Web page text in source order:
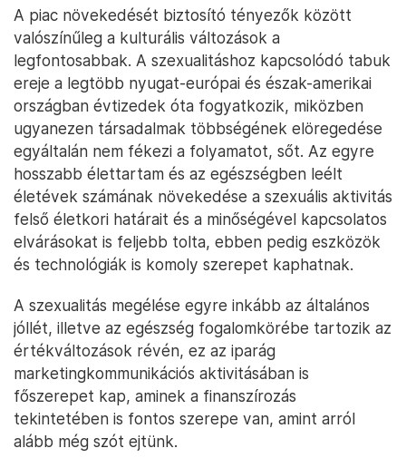
A piac növekedését biztosító tényezők között
valószínűleg a kulturális változások a
legfontosabbak. A szexualitáshoz kapcsolódó tabuk
ereje a legtöbb nyugat-európai és észak-amerikai
országban évtizedek óta fogyatkozik, miközben
ugyanezen társadalmak többségének elöregedése
egyáltalán nem fékezi a folyamatot, sőt. Az egyre
hosszabb élettartam és az egészségben leélt
életévek számának növekedése a szexuális aktivitás
felső életkori határait és a minőségével kapcsolatos
elvárásokat is feljebb tolta, ebben pedig eszközök
és technológiák is komoly szerepet kaphatnak.
A szexualitás megélése egyre inkább az általános
jóllét, illetve az egészség fogalomkörébe tartozik az
értékváltozások révén, ez az iparág
marketingkommunikációs aktivitásában is
főszerepet kap, aminek a finanszírozás
tekintetében is fontos szerepe van, amint arról
alább még szót ejtünk.